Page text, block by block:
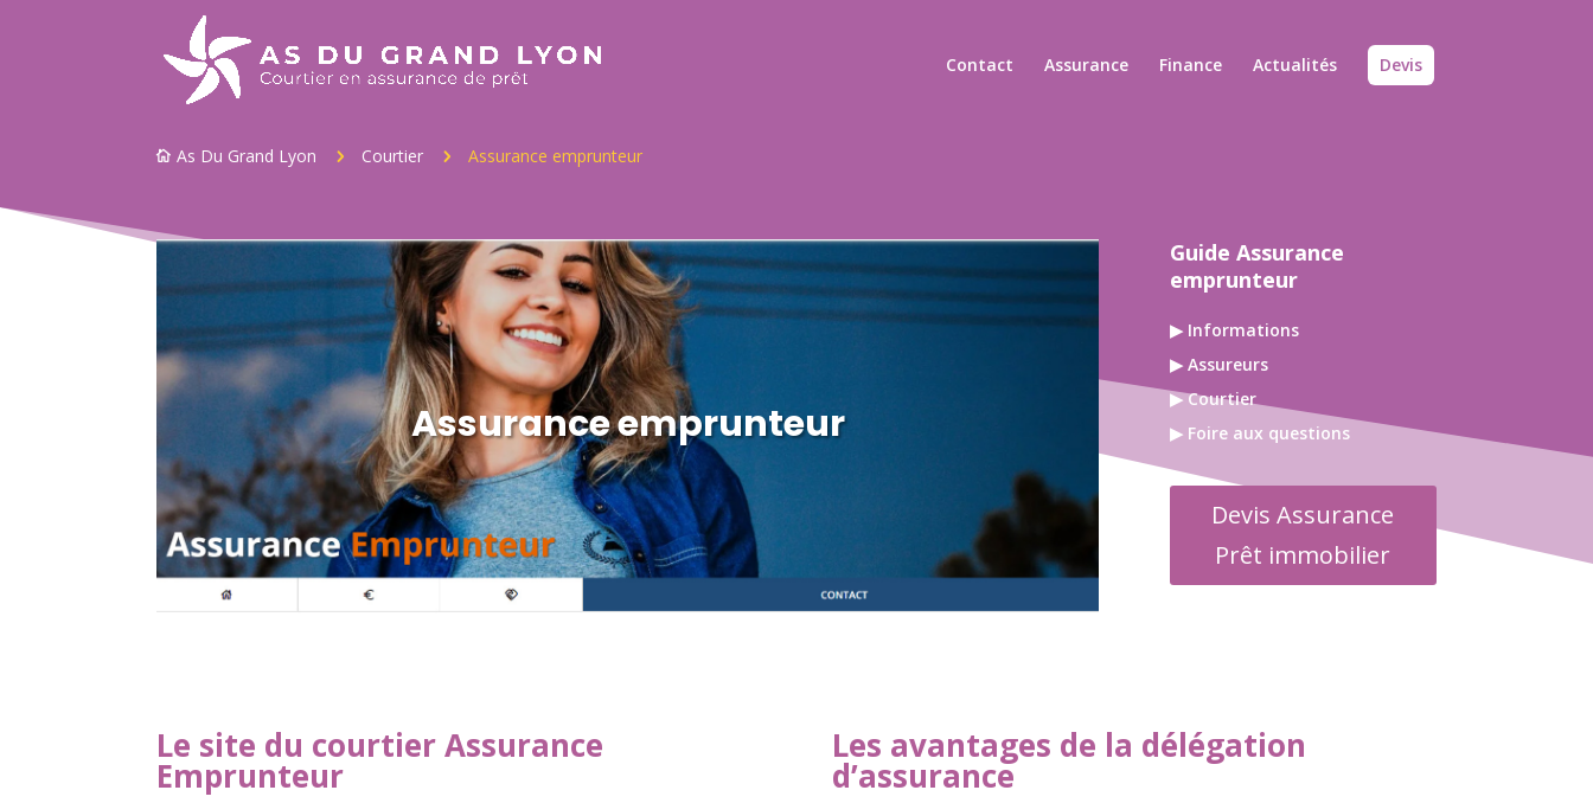
Contact Assurance Finance Actualités Devis
 As Du Grand Lyon 5 Courtier 5 Assurance emprunteur
Assurance emprunteur
Guide Assurance
emprunteur
▶ Informations
▶ Assureurs
▶ Courtier
▶ Foire aux questions
Devis Assurance
Prêt immobilier
Le site du courtier Assurance
Emprunteur
Les avantages de la délégation
d’assurance